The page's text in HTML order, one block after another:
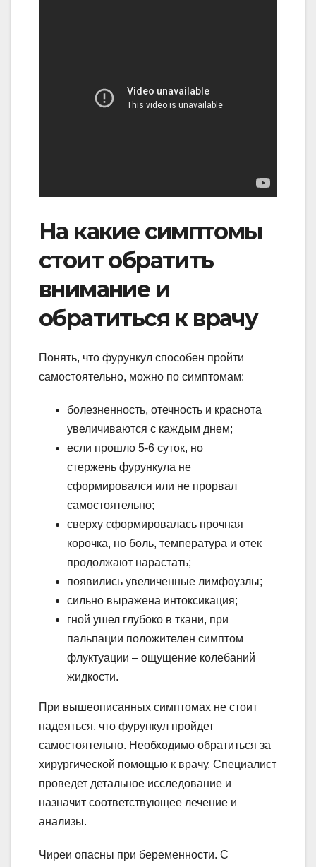
На какие симптомы
стоит обратить
внимание и
обратиться к врачу
Понять, что фурункул способен пройти
самостоятельно, можно по симптомам:
болезненность, отечность и краснота
увеличиваются с каждым днем;
если прошло 5-6 суток, но
стержень фурункула не
сформировался или не прорвал
самостоятельно;
сверху сформировалась прочная
корочка, но боль, температура и отек
продолжают нарастать;
появились увеличенные лимфоузлы;
сильно выражена интоксикация;
гной ушел глубоко в ткани, при
пальпации положителен симптом
флуктуации – ощущение колебаний
жидкости.
При вышеописанных симптомах не стоит
надеяться, что фурункул пройдет
самостоятельно. Необходимо обратиться за
хирургической помощью к врачу. Специалист
проведет детальное исследование и
назначит соответствующее лечение и
анализы.
Чиреи опасны при беременности. С